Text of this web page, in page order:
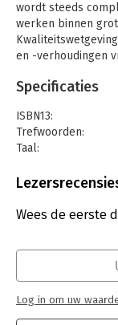
wordt steeds
werken binnen
en -verhoudingen
een gedegen wijze
De eerste druk
een praktisch
meer wilden dan
de nieuwste
grondig herzien.
zich inmiddels
zijn weerslag
Specificaties
ISBN13:
Trefwoorden:
Taal:
Aantal pagina's:
Druk:
Serie:
Wees de eerste
Log in om uw